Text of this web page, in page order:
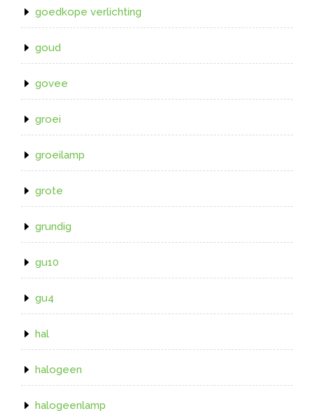
goedkope verlichting
goud
govee
groei
groeilamp
grote
grundig
gu10
gu4
hal
halogeen
halogeenlamp